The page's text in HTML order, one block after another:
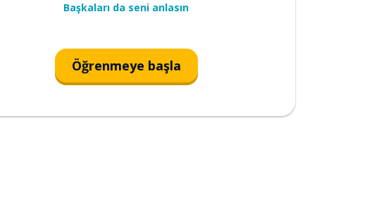
Başkaları da seni anlasın
Öğrenmeye başla